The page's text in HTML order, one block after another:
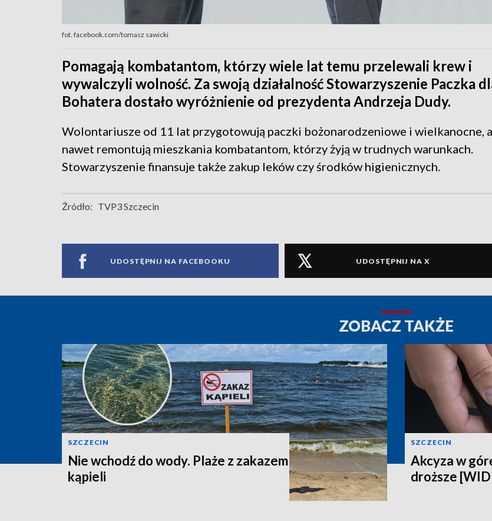
fot. facebook.com/tomasz sawicki
Pomagają kombatantom, którzy wiele lat temu przelewali krew i
wywalczyli wolność. Za swoją działalność Stowarzyszenie Paczka
Bohatera dostało wyróżnienie od prezydenta Andrzeja Dudy.
Wolontariusze od 11 lat przygotowują paczki bożonarodzeniowe i wielkanocne, a
nawet remontują mieszkania kombatantom, którzy żyją w trudnych warunkach.
Stowarzyszenie finansuje także zakup leków czy środków higienicznych.
Źródło: TVP3 Szczecin
UDOSTĘPNIJ NA FACEBOOKU UDOSTĘPNIJ NA X
ZOBACZ TAKŻE
SZCZECIN
Nie wchodź do wody. Plaże z zakazem
kąpieli
SZCZECIN
Akcyza w
droższe